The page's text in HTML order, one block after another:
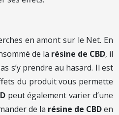
en amont sur le Net. En
de la résine de CBD, il
s’y prendre au hasard. Il est
du produit vous permette
peut également varier d’une
de la résine de CBDen